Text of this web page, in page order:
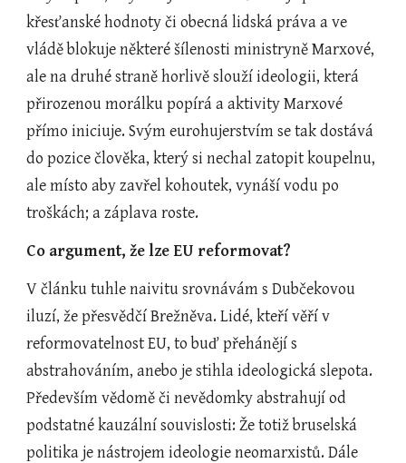
křesťanské hodnoty či obecná lidská práva a ve
vládě blokuje některé šílenosti ministryně Marxové,
ale na druhé straně horlivě slouží ideologii, která
přirozenou morálku popírá a aktivity Marxové
přímo iniciuje. Svým eurohujerstvím se tak dostává
do pozice člověka, který si nechal zatopit koupelnu,
ale místo aby zavřel kohoutek, vynáší vodu po
troškách; a záplava roste.
Co argument, že lze EU reformovat?
V článku tuhle naivitu srovnávám s Dubčekovou
iluzí, že přesvědčí Brežněva. Lidé, kteří věří v
reformovatelnost EU, to buď přehánějí s
abstrahováním, anebo je stihla ideologická slepota.
Především vědomě či nevědomky abstrahují od
podstatné kauzální souvislosti: Že totiž bruselská
politika je nástrojem ideologie neomarxistů. Dále